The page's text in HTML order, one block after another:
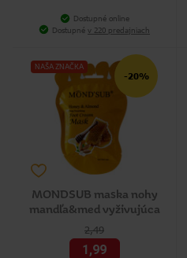
Dostupné online
Dostupné v 220 predajniach
NAŠA ZNAČKA
-20%
MONDSUB maska nohy
mandľa&med vyživujúca
2,49
1,99